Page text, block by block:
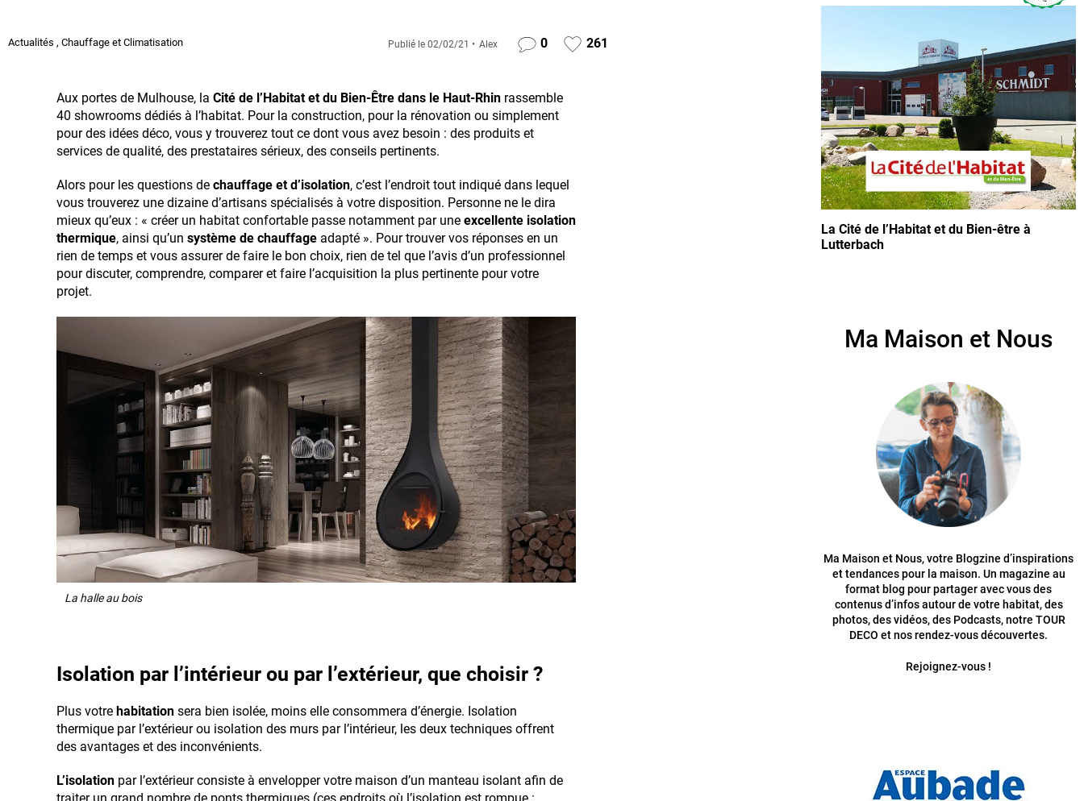
Actualités , Chauffage et Climatisation Publié le 02/02/21 Alex 0 261
Aux portes de Mulhouse, la Cité de l’Habitat et du Bien-Être dans le Haut-Rhin rassemble
40 showrooms dédiés à l’habitat. Pour la construction, pour la rénovation ou simplement
pour des idées déco, vous y trouverez tout ce dont vous avez besoin : des produits et
services de qualité, des prestataires sérieux, des conseils pertinents.
Alors pour les questions de chauffage et d’isolation, c’est l’endroit tout indiqué dans lequel
vous trouverez une dizaine d’artisans spécialisés à votre disposition. Personne ne le dira
mieux qu’eux : « créer un habitat confortable passe notamment par une excellente isolation
thermique, ainsi qu’un système de chauffage adapté ». Pour trouver vos réponses en un
rien de temps et vous assurer de faire le bon choix, rien de tel que l’avis d’un professionnel
pour discuter, comprendre, comparer et faire l’acquisition la plus pertinente pour votre
projet.
La halle au bois
Isolation par l’intérieur ou par l’extérieur, que choisir ?
Plus votre habitation sera bien isolée, moins elle consommera d’énergie. Isolation
thermique par l’extérieur ou isolation des murs par l’intérieur, les deux techniques offrent
des avantages et des inconvénients.
L’isolation par l’extérieur consiste à envelopper votre maison d’un manteau isolant afin de
La Cité de l’Habitat et du Bien-être à
Lutterbach
Ma Maison et Nous
Ma Maison et Nous, votre Blogzine d’inspirations
et tendances pour la maison. Un magazine au
format blog pour partager avec vous des
contenus d’infos autour de votre habitat, des
photos, des vidéos, des Podcasts, notre TOUR
DECO et nos rendez-vous découvertes.
Rejoignez-vous !